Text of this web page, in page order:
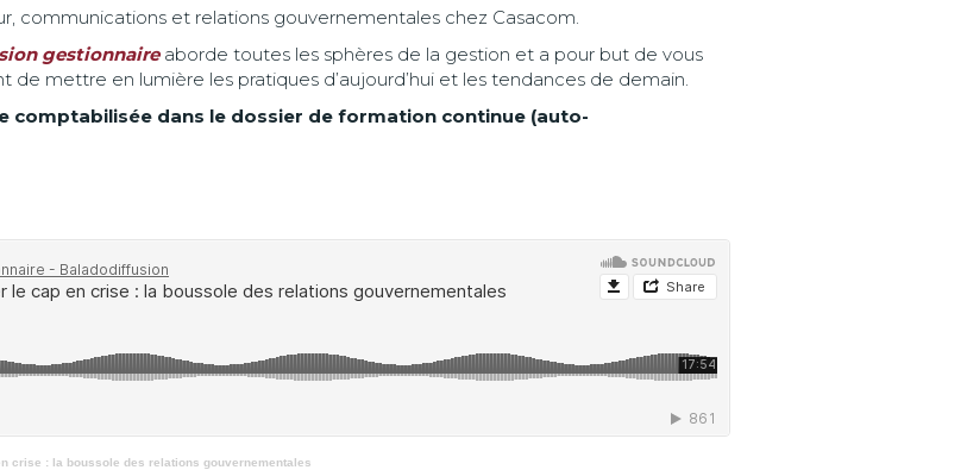
communications et relations gouvernementales chez Casacom.
gestionnaireaborde toutes les sphères de la gestion et a pour but de vous
mettre en lumière les pratiques d’aujourd’hui et les tendances de demain.
comptabilisée dans le dossier de formation continue (auto-
crise : la boussole des relations gouvernementales